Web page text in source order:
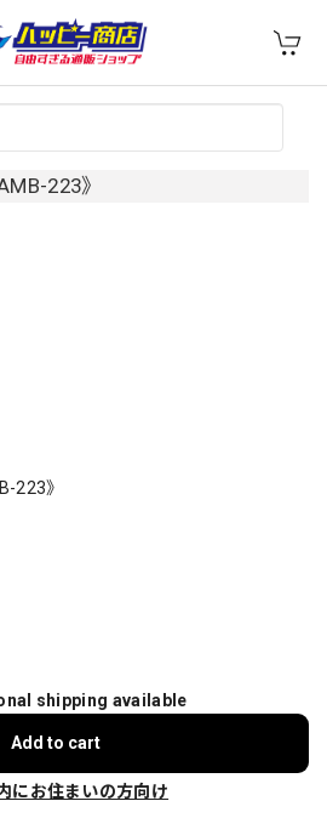
223》
223》
shipping available
Add to cart
にお住まいの方向け